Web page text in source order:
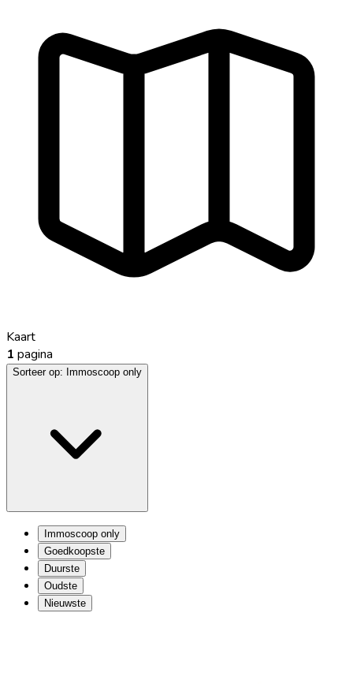
Kaart
1 pagina
Sorteer op: Immoscoop only
Immoscoop only
Goedkoopste
Duurste
Oudste
Nieuwste